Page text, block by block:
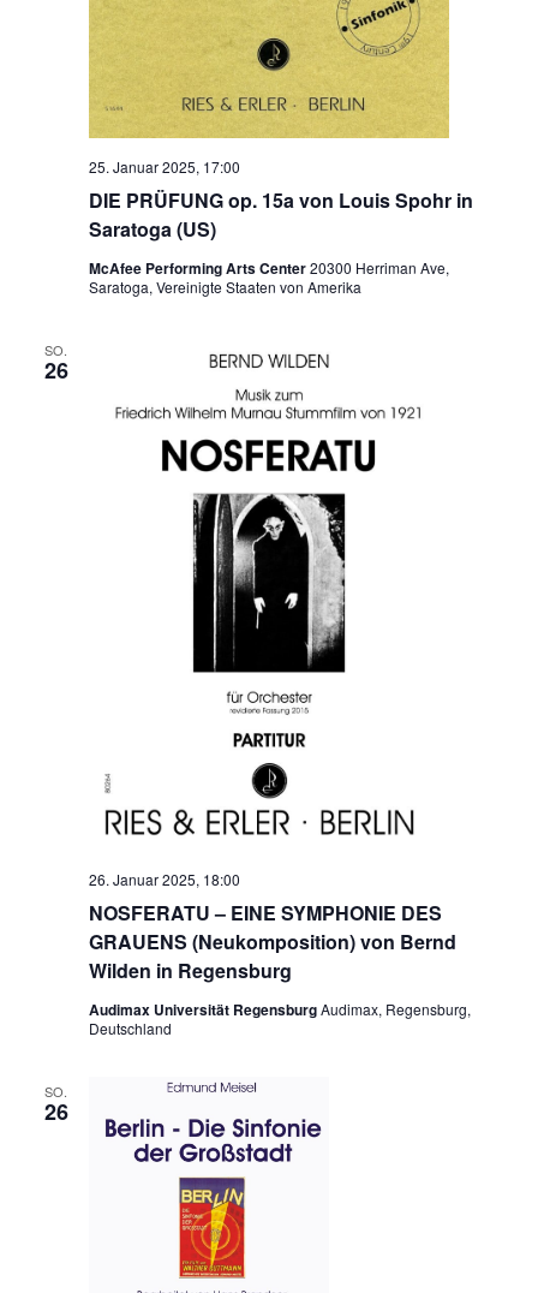
DIE PRÜFUNG op. 15a von Louis Spohr in
Saratoga (US)
25. Januar 2025, 17:00
McAfee Performing Arts Center20300 Herriman Ave,
Saratoga, Vereinigte Staaten von Amerika
SO.
26
NOSFERATU – EINE SYMPHONIE DES
GRAUENS (Neukomposition) von Bernd
Wilden in Regensburg
26. Januar 2025, 18:00
Audimax Universität RegensburgAudimax, Regensburg,
Deutschland
SO.
26